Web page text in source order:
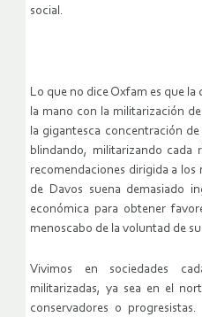
social.
Lo que no dice Oxfam es que
la mano con la militarización
la gigantesca concentración
blindando, militarizando cada
recomendaciones dirigida a
de Davos suena demasiado
económica para obtener
menoscabo de la voluntad de
Vivimos en sociedades
militarizadas, ya sea en el
conservadores o